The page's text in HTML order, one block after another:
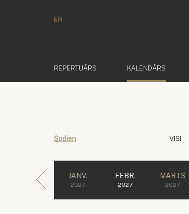
EN
REPERTUĀRS KALENDĀRS
Šodien VISI
JANV.
2027
FEBR.
2027
MARTS
2027